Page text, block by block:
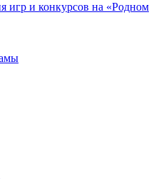
игр и конкурсов на «Родном